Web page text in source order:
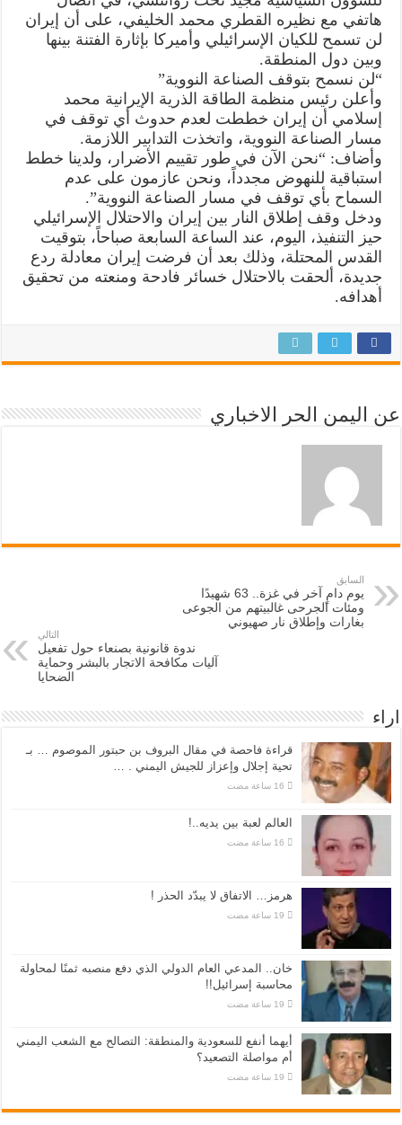
هاتفي مع نظيره القطري محمد الخليفي، على أن إيران
لن تسمح للكيان الإسرائيلي وأميركا بإثارة الفتنة بينها
وبين دول المنطقة.
“لن نسمح بتوقف الصناعة النووية”
وأعلن رئيس منظمة الطاقة الذرية الإيرانية محمد
إسلامي أن إيران خططت لعدم حدوث أي توقف في
مسار الصناعة النووية، واتخذت التدابير اللازمة.
وأضاف: “نحن الآن في طور تقييم الأضرار، ولدينا خطط
استباقية للنهوض مجدداً، ونحن عازمون على عدم
السماح بأي توقف في مسار الصناعة النووية”.
ودخل وقف إطلاق النار بين إيران والاحتلال الإسرائيلي
حيز التنفيذ، اليوم، عند الساعة السابعة صباحاً، بتوقيت
القدس المحتلة، وذلك بعد أن فرضت إيران معادلة ردع
جديدة، ألحقت بالاحتلال خسائر فادحة ومنعته من تحقيق
أهدافه.
عن اليمن الحر الاخباري
السابق
يوم دامٍ آخر في غزة.. 63 شهيدًا
ومئات الجرحى غالبيتهم من الجوعى
بغارات وإطلاق نار صهيوني
التالي
ندوة قانونية بصنعاء حول تفعيل
آليات مكافحة الاتجار بالبشر وحماية
الضحايا
اراء
قراءة فاحصة في مقال البروف بن حبتور الموصوم … بـ
تحية إجلال وإعزاز للجيش اليمني . …
العالم لعبة بين يديه..!
هرمز… الاتفاق لا يبدّد الحذر !
خان.. المدعي العام الدولي الذي دفع منصبه ثمنًا لمحاولة
محاسبة إسرائيل!!
أيهما أنفع للسعودية والمنطقة: التصالح مع الشعب اليمني
أم مواصلة التصعيد؟